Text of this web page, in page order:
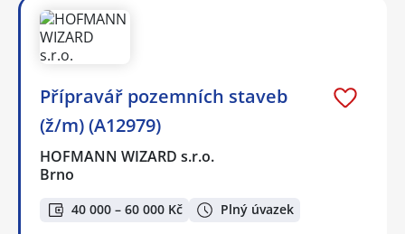
Přípravář pozemních staveb
(ž/m) (A12979)
HOFMANN WIZARD s.r.o.
Brno
40 000 – 60 000 Kč Plný úvazek